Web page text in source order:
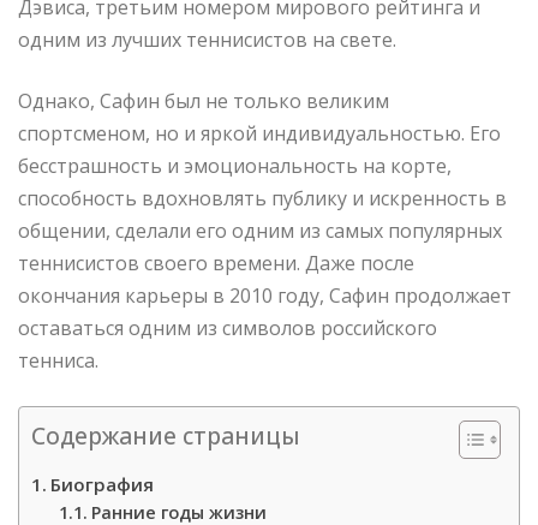
Дэвиса, третьим номером мирового рейтинга и
одним из лучших теннисистов на свете.
Однако, Сафин был не только великим
спортсменом, но и яркой индивидуальностью. Его
бесстрашность и эмоциональность на корте,
способность вдохновлять публику и искренность в
общении, сделали его одним из самых популярных
теннисистов своего времени. Даже после
окончания карьеры в 2010 году, Сафин продолжает
оставаться одним из символов российского
тенниса.
Содержание страницы
Биография
Ранние годы жизни